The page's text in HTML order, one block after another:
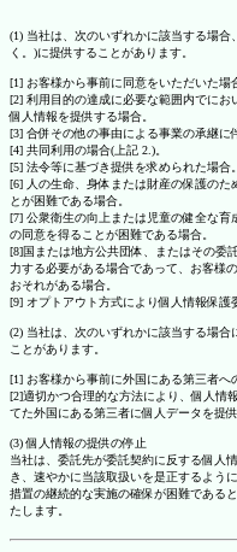
(1) 当社は、次のいずれかに該当する場
く。)に提供することがあります。
[1] お客様から事前に同意をいただいた場
[2] 利用目的の達成に必要な範囲内でに
個人情報を提供する場合。
[3] 合併その他の事由による事業の承継に
[4] 共同利用の場合(上記 2.)。
[5] 法令等に基づき提供を求められた場合。
[6] 人の生命、身体または財産の保護のた
とが困難である場合。
[7] 公衆衛生の向上または児童の健全な育
の同意を得ることが困難である場合。
[8]国または地方公共団体、またはその委
力する必要がある場合であって、お客様
おそれがある場合。
[9] オプトアウト方式により個人情報保護
(2) 当社は、次のいずれかに該当する場
ことがあります。
[1] お客様から事前に外国にある第三者へ
[2]適切かつ合理的な方法により、個人情
てた外国にある第三者に個人データを提供
(3) 個人情報の提供の停止
当社は、委託先が委託契約に反する個人
き、速やかに当該取扱いを是正するよう
措置の継続的な実施の確保が困難である
たします。